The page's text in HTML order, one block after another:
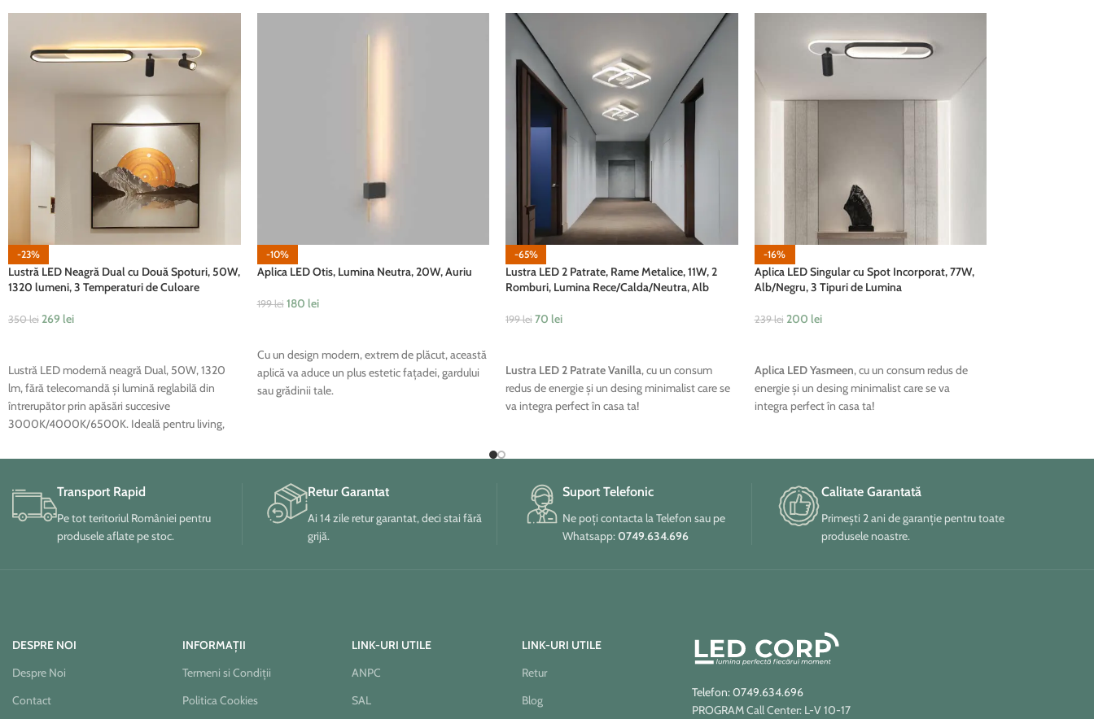
-23%
Lustră LED Neagră Dual cu Două Spoturi, 50W,
1320 lumeni, 3 Temperaturi de Culoare
350lei 269 lei
Lustră LED modernă neagră Dual, 50W, 1320
lm, fără telecomandă și lumină reglabilă din
întrerupător prin apăsări succesive
3000K/4000K/6500K. Ideală pentru living,
-10%
Aplica LED Otis, Lumina Neutra, 20W, Auriu
199lei 180 lei
Cu un design modern, extrem de plăcut, această
aplică va aduce un plus estetic fațadei, gardului
sau grădinii tale.
-65%
Lustra LED 2 Patrate, Rame Metalice, 11W, 2
Romburi, Lumina Rece/Calda/Neutra, Alb
199lei 70 lei
Lustra LED 2 Patrate Vanilla, cu un consum
redus de energie și un desing minimalist care se
va integra perfect în casa ta!
-16%
Aplica LED Singular cu Spot Incorporat, 77W,
Alb/Negru, 3 Tipuri de Lumina
239lei 200 lei
Aplica LED Yasmeen, cu un consum redus de
energie și un desing minimalist care se va
integra perfect în casa ta!
Transport Rapid
Pe tot teritoriul României pentru
produsele aflate pe stoc.
Retur Garantat
Ai 14 zile retur garantat, deci stai fără
grijă.
Suport Telefonic
Ne poți contacta la Telefon sau pe
Whatsapp:0749.634.696
Calitate Garantată
Primești 2 ani de garanție pentru toate
produsele noastre.
DESPRE NOI
Despre Noi
Contact
INFORMAȚII
Termeni si Condiții
Politica Cookies
LINK-URI UTILE
ANPC
SAL
LINK-URI UTILE
Retur
Blog
Telefon: 0749.634.696
PROGRAM Call Center: L-V 10-17